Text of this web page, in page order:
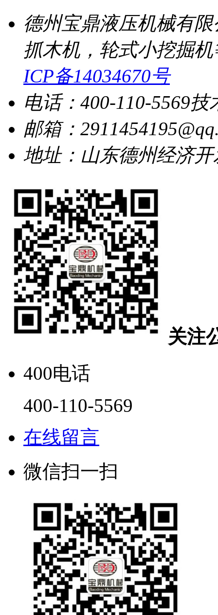
德州宝鼎液压机械有
抓木机，轮式小挖掘
ICP备14034670号
电话：400-110-5569技
邮箱：
地址：山东德州经济
关注
400电话
400-110-5569
在线留言
微信扫一扫